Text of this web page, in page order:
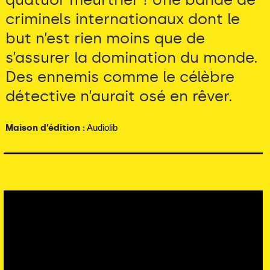
criminels internationaux dont le
but n’est rien moins que de
s’assurer la domination du monde.
Des ennemis comme le célèbre
détective n’aurait osé en rêver.
Maison d’édition :Audiolib